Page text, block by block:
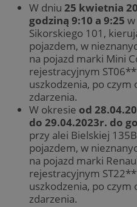
W dniu 25 kwietnia
godziną 9:10 a 9:25
Sikorskiego 101,
pojazdem, w
na pojazd marki Mini
rejestracyjnym
uszkodzenia, po czym
zdarzenia.
W okresie od
do 29.04.2023r. do
przy alei Bielskiej
pojazdem, w
na pojazd marki
rejestracyjnym
uszkodzenia, po czym
zdarzenia.